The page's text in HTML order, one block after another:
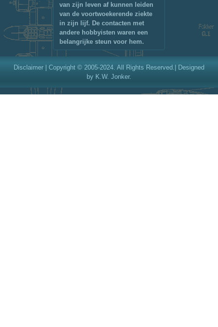
van zijn leven af kunnen leiden
van de voortwoekerende ziekte
in zijn lijf. De contacten met
andere hobbyisten waren een
belangrijke steun voor hem.
Disclaimer | Copyright © 2005-2024. All Rights Reserved.| Designed
by K.W. Jonker.